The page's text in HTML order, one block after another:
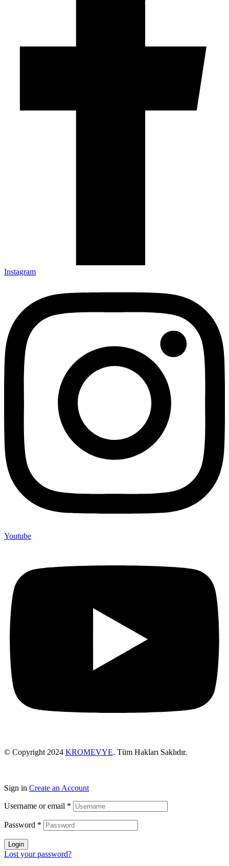
Instagram
Youtube
© Copyright 2024 KROMEVYE. Tüm Hakları Saklıdır.
Sign in Create an Account
Username or email *
Password *
Login
Lost your password?